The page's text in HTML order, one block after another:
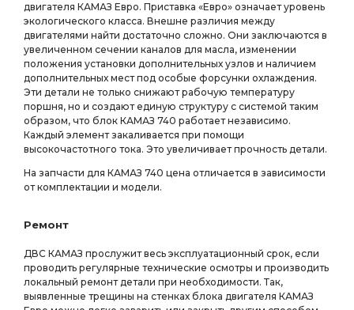
двигателя КАМАЗ Евро. Приставка «Евро» означает уровень
экологического класса. Внешне различия между
двигателями найти достаточно сложно. Они заключаются в
увеличенном сечении каналов для масла, изменении
положения установки дополнительных узлов и наличием
дополнительных мест под особые форсунки охлаждения.
Эти детали не только снижают рабочую температуру
поршня, но и создают единую структуру с системой таким
образом, что блок КАМАЗ 740 работает независимо.
Каждый элемент закаливается при помощи
высокочастотного тока. Это увеличивает прочность детали.
На запчасти для КАМАЗ 740 цена отличается в зависимости
от комплектации и модели.
Ремонт
ДВС КАМАЗ прослужит весь эксплуатационный срок, если
проводить регулярные технические осмотры и производить
локальный ремонт детали при необходимости. Так,
выявленные трещины на стенках блока двигателя КАМАЗ